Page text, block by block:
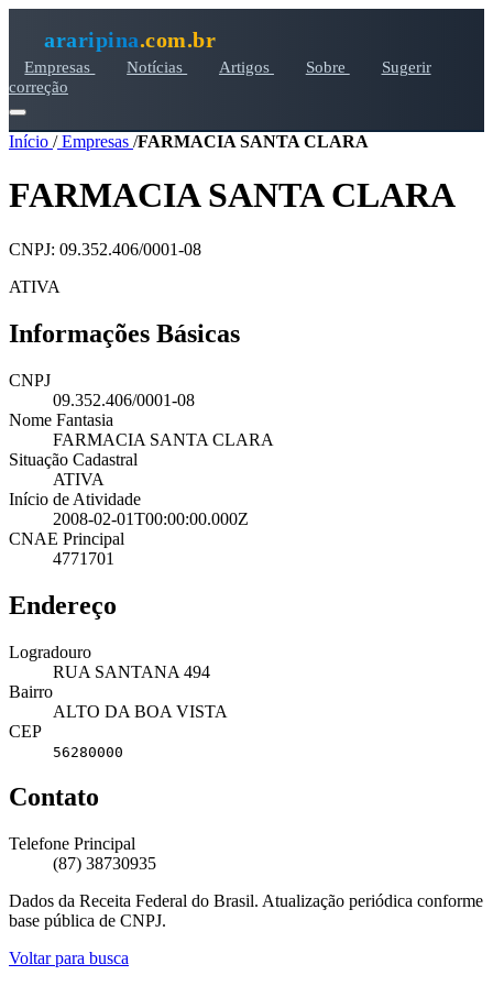
araripina.com.br
Empresas Notícias Artigos Sobre
Sugerir
correção
Início /Empresas /FARMACIA SANTA CLARA
FARMACIA SANTA CLARA
CNPJ: 09.352.406/0001-08
ATIVA
Informações Básicas
CNPJ
09.352.406/0001-08
Nome Fantasia
FARMACIA SANTA CLARA
Situação Cadastral
ATIVA
Início de Atividade
2008-02-01T00:00:00.000Z
CNAE Principal
4771701
Endereço
Logradouro
RUA SANTANA 494
Bairro
ALTO DA BOA VISTA
CEP
56280000
Contato
Telefone Principal
(87) 38730935
Dados da Receita Federal do Brasil. Atualização periódica conforme
base pública de CNPJ.
Voltar para busca